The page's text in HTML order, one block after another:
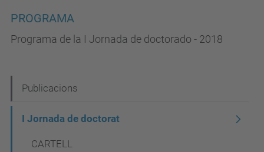
PROGRAMA
Programa de la I Jornada de doctorado - 2018
a
Publicacions
I Jornada de doctorat
CARTELL